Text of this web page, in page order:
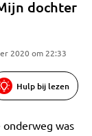
dochter
2020 om 22:33
Hulp bij lezen
was